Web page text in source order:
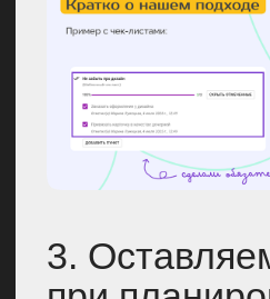
быстро выдавать
несмотря на свою
на работе. Важно таких
примечать.
Можно даже сделать опрос
в компании, кто хочет
в продвижении личного
с помощью статей. Допустим,
а они дадут комментарий
напишут. Это тоже можно
себе при планировании